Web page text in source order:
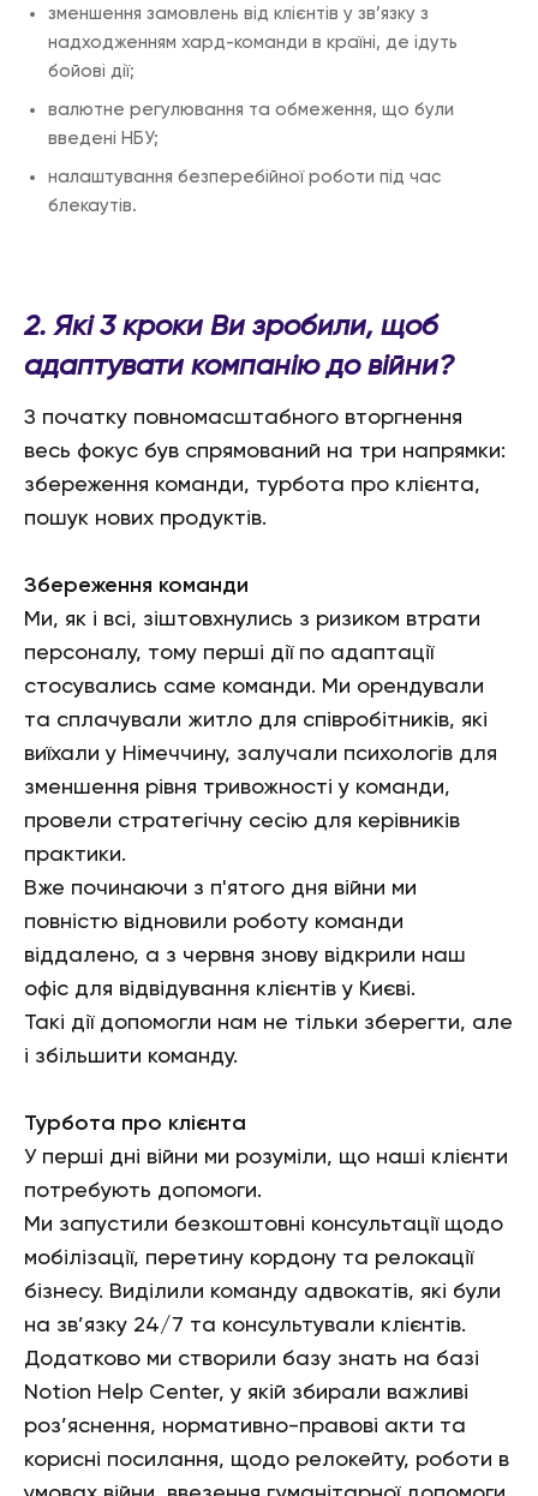
зменшення замовлень від клієнтів у зв’язку з
надходженням хард-команди в країні, де ідуть
бойові дії;
валютне регулювання та обмеження, що були
введені НБУ;
налаштування безперебійної роботи під час
блекаутів.
2. Які 3 кроки Ви зробили, щоб
адаптувати компанію до війни?
З початку повномасштабного вторгнення
весь фокус був спрямований на три напрямки:
збереження команди, турбота про клієнта,
пошук нових продуктів.
Збереження команди
Ми, як і всі, зіштовхнулись з ризиком втрати
персоналу, тому перші дії по адаптації
стосувались саме команди. Ми орендували
та сплачували житло для співробітників, які
виїхали у Німеччину, залучали психологів для
зменшення рівня тривожності у команди,
провели стратегічну сесію для керівників
практики.
Вже починаючи з п'ятого дня війни ми
повністю відновили роботу команди
віддалено, а з червня знову відкрили наш
офіс для відвідування клієнтів у Києві.
Такі дії допомогли нам не тільки зберегти, але
і збільшити команду.
Турбота про клієнта
У перші дні війни ми розуміли, що наші клієнти
потребують допомоги.
Ми запустили безкоштовні консультації щодо
мобілізації, перетину кордону та релокації
бізнесу. Виділили команду адвокатів, які були
на зв’язку 24/7 та консультували клієнтів.
Додатково ми створили базу знать на базі
Notion Help Center, у якій збирали важливі
роз’яснення, нормативно-правові акти та
корисні посилання, щодо релокейту, роботи в